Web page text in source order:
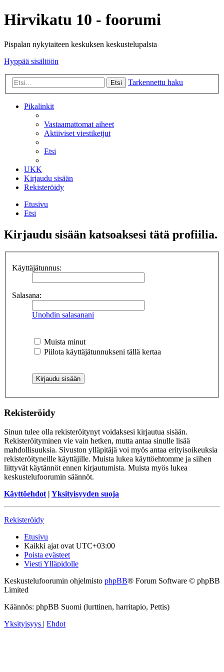
Hirvikatu 10 - foorumi
Pispalan nykytaiteen keskuksen keskustelupalsta
Hyppää sisältöön
Etsi Tarkennettu haku
Pikalinkit
Vastaamattomat aiheet
Aktiiviset viestiketjut
Etsi
UKK
Kirjaudu sisään
Rekisteröidy
Etusivu
Etsi
Kirjaudu sisään katsoaksesi tätä profiilia.
Käyttäjätunnus:
Salasana:
Unohdin salasanani
Muista minut
Piilota käyttäjätunnukseni tällä kertaa
Rekisteröidy
Sinun tulee olla rekisteröitynyt voidaksesi kirjautua sisään.
Rekisteröityminen vie vain hetken, mutta antaa sinulle lisää
mahdollisuuksia. Sivuston ylläpitäjä voi myös antaa erityisoikeuksia
rekisteröityneille käyttäjille. Muista lukea käyttöehtomme ja siihen
liittyvät käytännöt ennen kirjautumista. Muista myös lukea
keskustelufoorumin säännöt.
Käyttöehdot | Yksityisyyden suoja
Rekisteröidy
Etusivu
Kaikki ajat ovat UTC+03:00
Poista evästeet
Viesti Ylläpidolle
Keskustelufoorumin ohjelmisto phpBB® Forum Software © phpBB
Limited
Käännös: phpBB Suomi (lurttinen, harritapio, Pettis)
Yksityisyys | Ehdot